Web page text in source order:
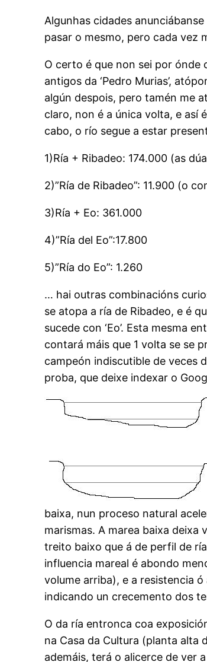
Algunhas cidades
pasar o mesmo, pero cada vez
O certo é que non sei por ónde
antigos da ‘Pedro Murias’,
algún despois, pero tamén me
claro, non é a única volta, e así
cabo, o río segue a estar
1)Ría + Ribadeo: 174.000 (as
2)”Ría de Ribadeo”: 11.900 (o
3)Ría + Eo: 361.000
4)”Ría del Eo”:17.800
5)”Ría do Eo”: 1.260
… hai outras combinacións
se atopa a ría de Ribadeo, e é
sucede con ‘Eo’. Esta mesma
contará máis que 1 volta se se
campeón indiscutible de veces
proba, que deixe indexar o
baixa, nun proceso natural
marismas. A marea baixa
treito baixo que á de perfil de
influencia mareal é abondo
volume arriba), e a resistencia
indicando un crecemento dos
O da ría entronca coa
na Casa da Cultura (planta alta
ademáis, terá o alicerce de ver